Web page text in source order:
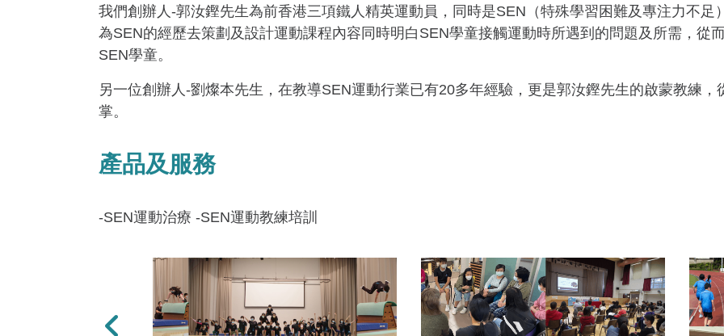
我們創辦人-郭汝鏗先生為前香港三項鐵人精英運動員，同時是SEN（特殊學習困難及專注力不
為SEN的經歷去策劃及設計運動課程內容同時明白SEN學童接觸運動時所遇到的問題及所需，從
SEN學童。
另一位創辦人-劉燦本先生，在教導SEN運動行業已有20多年經驗，更是郭汝鏗先生的啟蒙教練
掌。
產品及服務
-SEN運動治療 -SEN運動教練培訓
上一張